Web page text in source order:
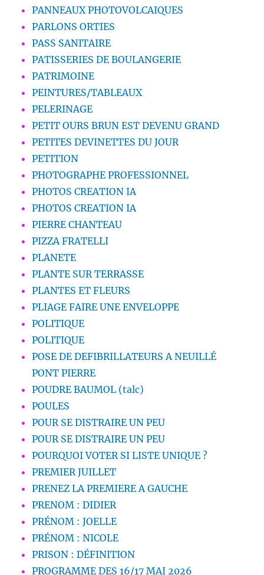
PANNEAUX PHOTOVOLCAIQUES
PARLONS ORTIES
PASS SANITAIRE
PATISSERIES DE BOULANGERIE
PATRIMOINE
PEINTURES/TABLEAUX
PELERINAGE
PETIT OURS BRUN EST DEVENU GRAND
PETITES DEVINETTES DU JOUR
PETITION
PHOTOGRAPHE PROFESSIONNEL
PHOTOS CREATION IA
PHOTOS CREATION IA
PIERRE CHANTEAU
PIZZA FRATELLI
PLANETE
PLANTE SUR TERRASSE
PLANTES ET FLEURS
PLIAGE FAIRE UNE ENVELOPPE
POLITIQUE
POLITIQUE
POSE DE DEFIBRILLATEURS A NEUILLÉ
PONT PIERRE
POUDRE BAUMOL (talc)
POULES
POUR SE DISTRAIRE UN PEU
POUR SE DISTRAIRE UN PEU
POURQUOI VOTER SI LISTE UNIQUE ?
PREMIER JUILLET
PRENEZ LA PREMIERE A GAUCHE
PRENOM : DIDIER
PRÉNOM : JOELLE
PRÉNOM : NICOLE
PRISON : DÉFINITION
PROGRAMME DES 16/17 MAI 2026